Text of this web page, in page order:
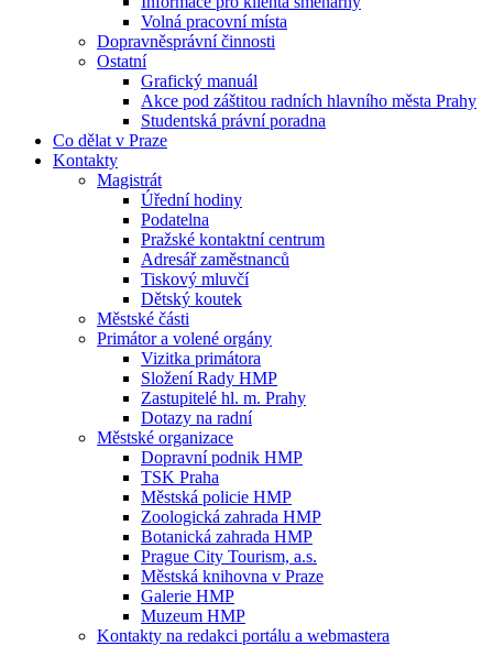
Volná pracovní místa
Dopravněsprávní činnosti
Ostatní
Grafický manuál
Akce pod záštitou radních hlavního města Prahy
Studentská právní poradna
Co dělat v Praze
Kontakty
Magistrát
Úřední hodiny
Podatelna
Pražské kontaktní centrum
Adresář zaměstnanců
Tiskový mluvčí
Dětský koutek
Městské části
Primátor a volené orgány
Vizitka primátora
Složení Rady HMP
Zastupitelé hl. m. Prahy
Dotazy na radní
Městské organizace
Dopravní podnik HMP
TSK Praha
Městská policie HMP
Zoologická zahrada HMP
Botanická zahrada HMP
Prague City Tourism, a.s.
Městská knihovna v Praze
Galerie HMP
Muzeum HMP
Kontakty na redakci portálu a webmastera